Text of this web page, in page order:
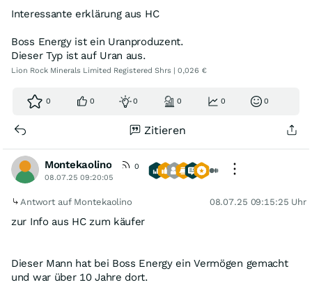
Interessante erklärung aus HC
Boss Energy ist ein Uranproduzent.
Dieser Typ ist auf Uran aus.
Lion Rock Minerals Limited Registered Shrs | 0,026 €
0 0 0 0 0 0
Zitieren
Montekaolino
0
08.07.25 09:20:05
Antwort auf Montekaolino 08.07.25 09:15:25 Uhr
zur Info aus HC zum käufer
Dieser Mann hat bei Boss Energy ein Vermögen gemacht
und war über 10 Jahre dort.